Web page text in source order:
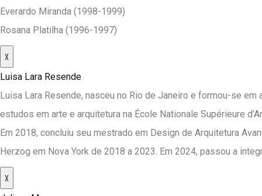
Everardo Miranda (1998-1999)
Rosana Platilha (1996-1997)
X
Luisa Lara Resende
Luisa Lara Resende, nasceu no Rio de Janeiro e formou-se
estudos em arte e arquitetura na École Nationale Supérieure
Em 2018, concluiu seu mestrado em Design de Arquitetura
Herzog em Nova York de 2018 a 2023. Em 2024, passou a
X